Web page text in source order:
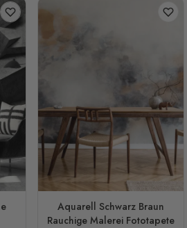
Aquarell Schwarz Braun
Rauchige Malerei Fototapete